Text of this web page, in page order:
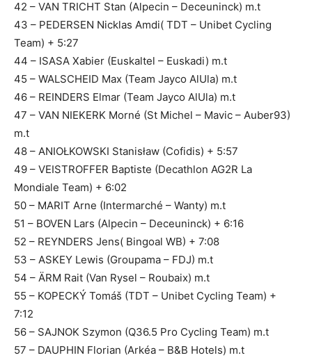
42 – VAN TRICHT Stan (Alpecin – Deceuninck) m.t
43 – PEDERSEN Nicklas Amdi( TDT – Unibet Cycling
Team) + 5:27
44 – ISASA Xabier (Euskaltel – Euskadi) m.t
45 – WALSCHEID Max (Team Jayco AlUla) m.t
46 – REINDERS Elmar (Team Jayco AlUla) m.t
47 – VAN NIEKERK Morné (St Michel – Mavic – Auber93)
m.t
48 – ANIOŁKOWSKI Stanisław (Cofidis) + 5:57
49 – VEISTROFFER Baptiste (Decathlon AG2R La
Mondiale Team) + 6:02
50 – MARIT Arne (Intermarché – Wanty) m.t
51 – BOVEN Lars (Alpecin – Deceuninck) + 6:16
52 – REYNDERS Jens( Bingoal WB) + 7:08
53 – ASKEY Lewis (Groupama – FDJ) m.t
54 – ÄRM Rait (Van Rysel – Roubaix) m.t
55 – KOPECKÝ Tomáš (TDT – Unibet Cycling Team) +
7:12
56 – SAJNOK Szymon (Q36.5 Pro Cycling Team) m.t
57 – DAUPHIN Florian (Arkéa – B&B Hotels) m.t